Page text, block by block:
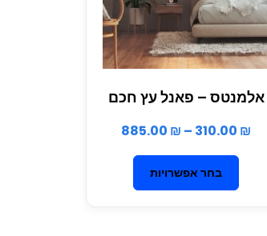
אלמנטס – פאנל עץ חכם
310.00 ₪
–
885.00 ₪
בחר אפשרויות